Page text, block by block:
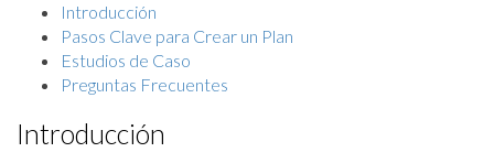
Introducción
Pasos Clave para Crear un Plan
Estudios de Caso
Preguntas Frecuentes
Introducción